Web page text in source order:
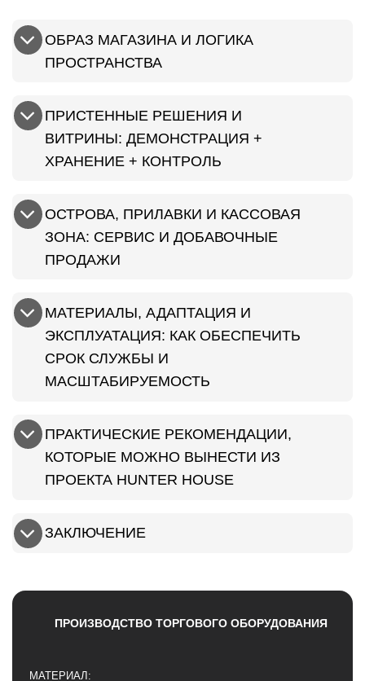
ОБРАЗ МАГАЗИНА И ЛОГИКА
ПРОСТРАНСТВА
ПРИСТЕННЫЕ РЕШЕНИЯ И
ВИТРИНЫ: ДЕМОНСТРАЦИЯ +
ХРАНЕНИЕ + КОНТРОЛЬ
ОСТРОВА, ПРИЛАВКИ И КАССОВАЯ
ЗОНА: СЕРВИС И ДОБАВОЧНЫЕ
ПРОДАЖИ
МАТЕРИАЛЫ, АДАПТАЦИЯ И
ЭКСПЛУАТАЦИЯ: КАК ОБЕСПЕЧИТЬ
СРОК СЛУЖБЫ И
МАСШТАБИРУЕМОСТЬ
ПРАКТИЧЕСКИЕ РЕКОМЕНДАЦИИ,
КОТОРЫЕ МОЖНО ВЫНЕСТИ ИЗ
ПРОЕКТА HUNTER HOUSE
ЗАКЛЮЧЕНИЕ
ПРОИЗВОДСТВО ТОРГОВОГО ОБОРУДОВАНИЯ
МАТЕРИАЛ: